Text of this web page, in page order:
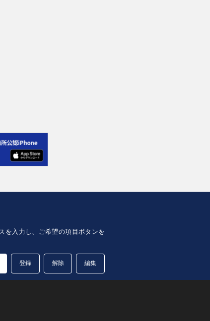
を入力し、ご希望の項目ボタンを